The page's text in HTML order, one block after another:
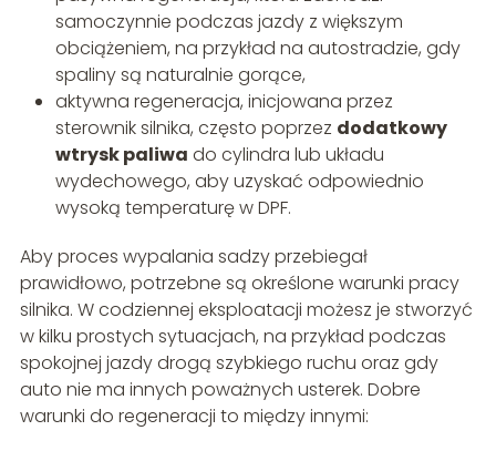
samoczynnie podczas jazdy z większym
obciążeniem, na przykład na autostradzie, gdy
spaliny są naturalnie gorące,
aktywna regeneracja, inicjowana przez
sterownik silnika, często poprzez dodatkowy
wtrysk paliwa do cylindra lub układu
wydechowego, aby uzyskać odpowiednio
wysoką temperaturę w DPF.
Aby proces wypalania sadzy przebiegał
prawidłowo, potrzebne są określone warunki pracy
silnika. W codziennej eksploatacji możesz je stworzyć
w kilku prostych sytuacjach, na przykład podczas
spokojnej jazdy drogą szybkiego ruchu oraz gdy
auto nie ma innych poważnych usterek. Dobre
warunki do regeneracji to między innymi: